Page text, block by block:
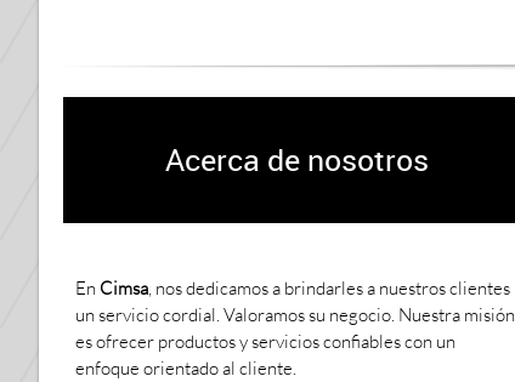
Acerca de nosotros
En Cimsa , nos dedicamos a brindarles a nuestros clientes
un servicio cordial. Valoramos su negocio. Nuestra misión
es ofrecer productos y servicios confiables con un
enfoque orientado al cliente.